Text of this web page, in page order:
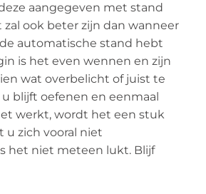
aangegeven met stand
zal ook beter zijn dan wanneer
automatische stand hebt
is het even wennen en zijn
wat overbelicht of juist te
blijft oefenen en eenmaal
werkt, wordt het een stuk
u zich vooral niet
het niet meteen lukt. Blijf